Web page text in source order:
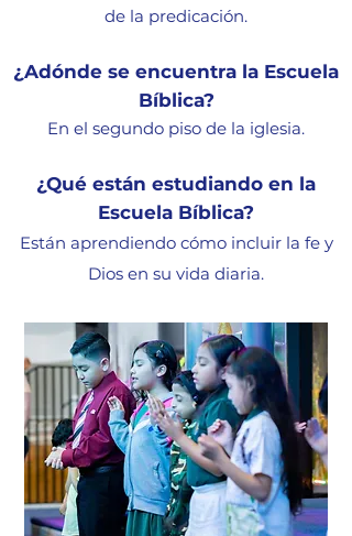
de la predicación.
¿Adónde se encuentra la Escuela
Bíblica?
En el segundo piso de la iglesia.
¿Qué están estudiando en la
Escuela Bíblica?
Están aprendiendo cómo incluir la fe y
Dios en su vida diaria.